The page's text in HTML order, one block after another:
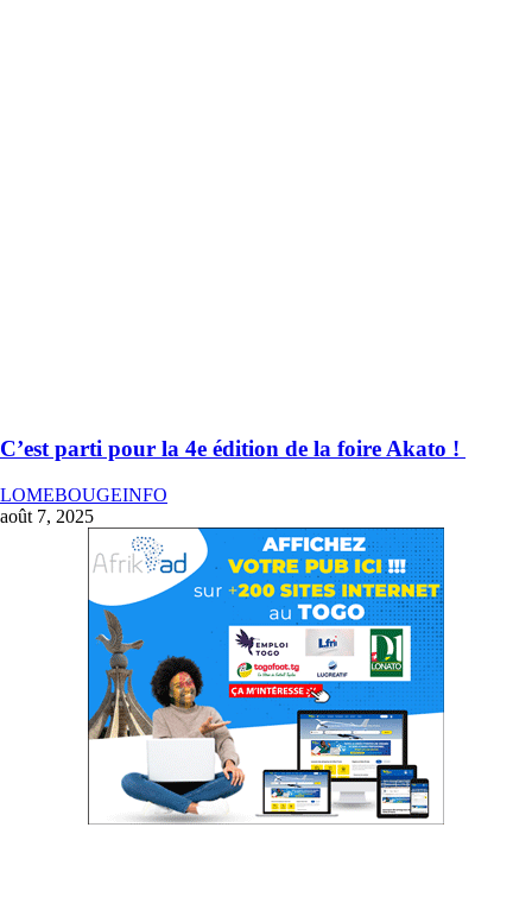
C’est parti pour la 4e édition de la foire Akato !
LOMEBOUGEINFO
août 7, 2025